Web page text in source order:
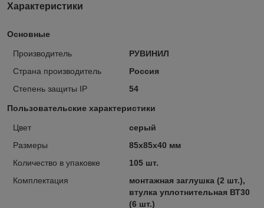
Характеристики
Основные
Производитель
РУВИНИЛ
Страна производитель
Россия
Степень защиты IP
54
Пользовательские характеристики
Цвет
серый
Размеры
85х85х40 мм
Количество в упаковке
105 шт.
Комплектация
монтажная заглушка (2 шт.),
втулка уплотнительная ВТ30
(6 шт.)